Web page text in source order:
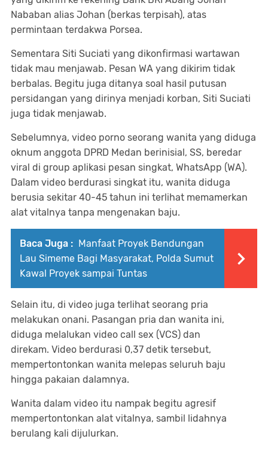
Nababan alias Johan (berkas terpisah), atas
permintaan terdakwa Porsea.
Sementara Siti Suciati yang dikonfirmasi wartawan
tidak mau menjawab. Pesan WA yang dikirim tidak
berbalas. Begitu juga ditanya soal hasil putusan
persidangan yang dirinya menjadi korban, Siti Suciati
juga tidak menjawab.
Sebelumnya, video porno seorang wanita yang diduga
oknum anggota DPRD Medan berinisial, SS, beredar
viral di group aplikasi pesan singkat, WhatsApp (WA).
Dalam video berdurasi singkat itu, wanita diduga
berusia sekitar 40-45 tahun ini terlihat memamerkan
alat vitalnya tanpa mengenakan baju.
Baca Juga : Manfaat Proyek Bendungan
Lau Simeme Bagi Masyarakat, Polda Sumut
Kawal Proyek sampai Tuntas
Selain itu, di video juga terlihat seorang pria
melakukan onani. Pasangan pria dan wanita ini,
diduga melalukan video call sex (VCS) dan
direkam. Video berdurasi 0,37 detik tersebut,
mempertontonkan wanita melepas seluruh baju
hingga pakaian dalamnya.
Wanita dalam video itu nampak begitu agresif
mempertontonkan alat vitalnya, sambil lidahnya
berulang kali dijulurkan.